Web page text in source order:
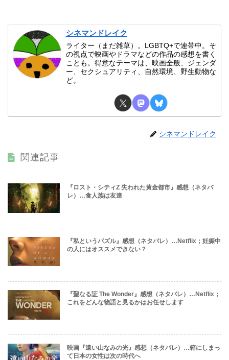
シネマンドレイク
ライター（まだ雑草）。LGBTQ+で連帯中。そ
の視点で映画やドラマなどの作品の感想を書く
ことも。得意なテーマは、映画全般、ジェンダ
ー、セクシュアリティ、自然環境、野生動物な
ど。
シネマンドレイク
関連記事
『ロスト・シティZ 失われた黄金都市』感想（ネタバ
レ）…食人族は友達
『私というパズル』感想（ネタバレ）…Netflix；妊娠中
の人にはオススメできない？
『聖なる証 The Wonder』感想（ネタバレ）…Netflix；
これをどんな物語と見るかはお任せします
映画『遠い山なみの光』感想（ネタバレ）…箱にしまっ
て日本の女性は次の時代へ